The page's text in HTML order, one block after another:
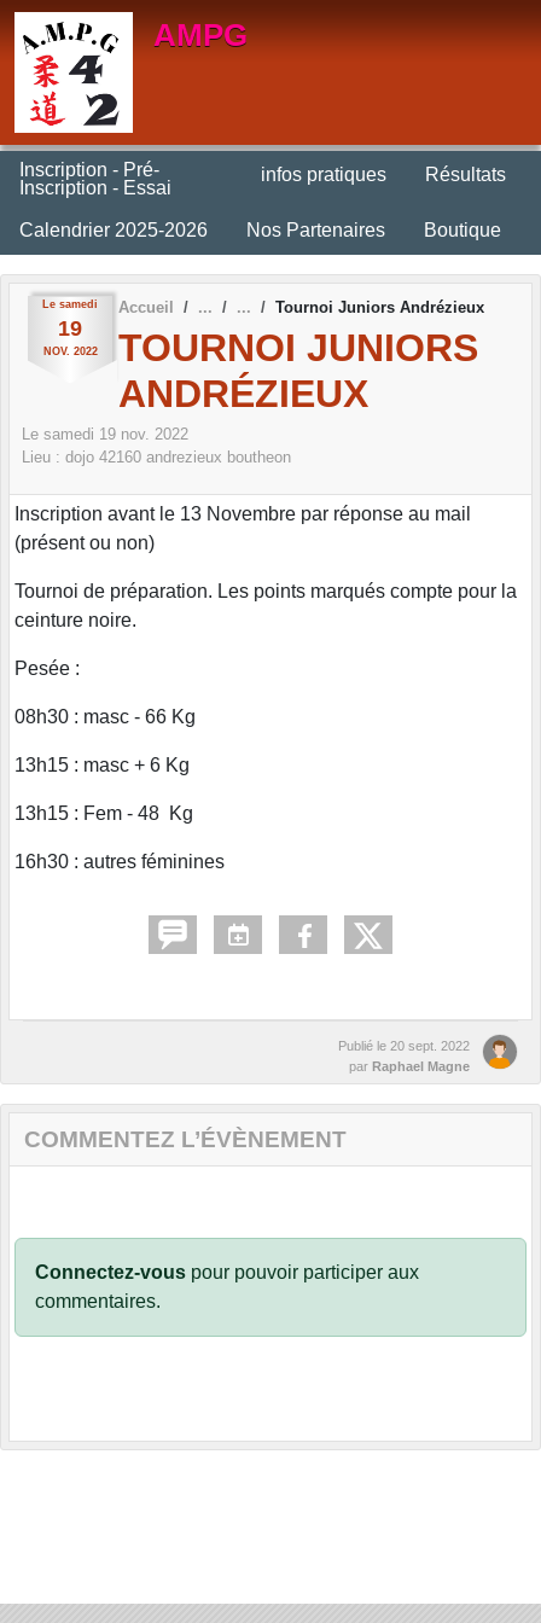
AMPG
Inscription - Pré-
Inscription - Essai
infos pratiques Résultats
Calendrier 2025-2026 Nos Partenaires Boutique
Le samedi
19
NOV. 2022
Accueil Tournoi Juniors Andrézieux
TOURNOI JUNIORS
ANDRÉZIEUX
Le samedi 19 nov. 2022
Lieu : dojo 42160 andrezieux boutheon
Inscription avant le 13 Novembre par réponse au mail
(présent ou non)
Tournoi de préparation. Les points marqués compte pour la
ceinture noire.
Pesée :
08h30 : masc - 66 Kg
13h15 : masc + 6 Kg
13h15 : Fem - 48 Kg
16h30 : autres féminines
Publié le 20 sept. 2022
par Raphael Magne
COMMENTEZ L’ÉVÈNEMENT
Connectez-vous pour pouvoir participer aux
commentaires.
Panneau de gestion des cookies